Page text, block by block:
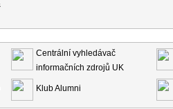
Centrální vyhledávač
informačních zdrojů UK
Klub Alumni